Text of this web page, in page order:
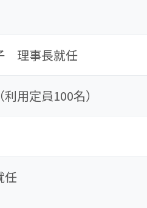
理事長就任
用定員100名）
任